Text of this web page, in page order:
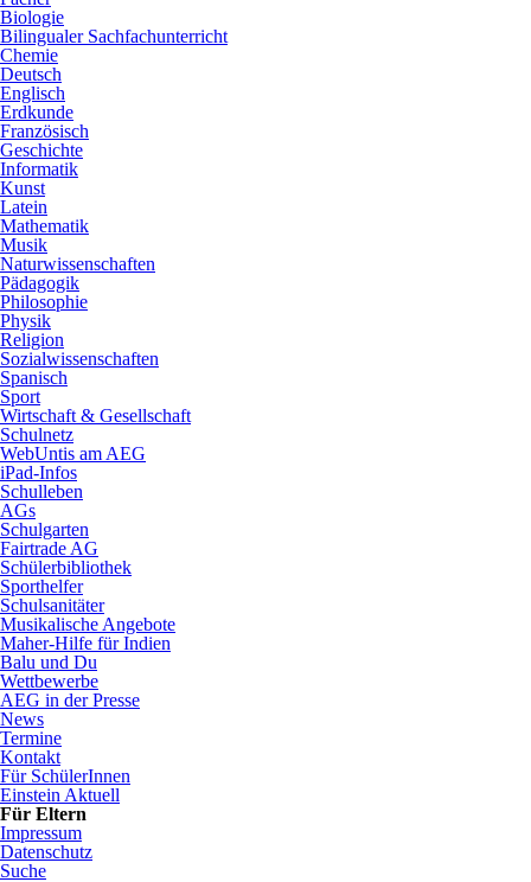
Biologie
Bilingualer Sachfachunterricht
Chemie
Deutsch
Englisch
Erdkunde
Französisch
Geschichte
Informatik
Kunst
Latein
Mathematik
Musik
Naturwissenschaften
Pädagogik
Philosophie
Physik
Religion
Sozialwissenschaften
Spanisch
Sport
Wirtschaft & Gesellschaft
Schulnetz
WebUntis am AEG
iPad-Infos
Schulleben
AGs
Schulgarten
Fairtrade AG
Schülerbibliothek
Sporthelfer
Schulsanitäter
Musikalische Angebote
Maher-Hilfe für Indien
Balu und Du
Wettbewerbe
AEG in der Presse
News
Termine
Kontakt
Für SchülerInnen
Einstein Aktuell
Für Eltern
Impressum
Datenschutz
Suche